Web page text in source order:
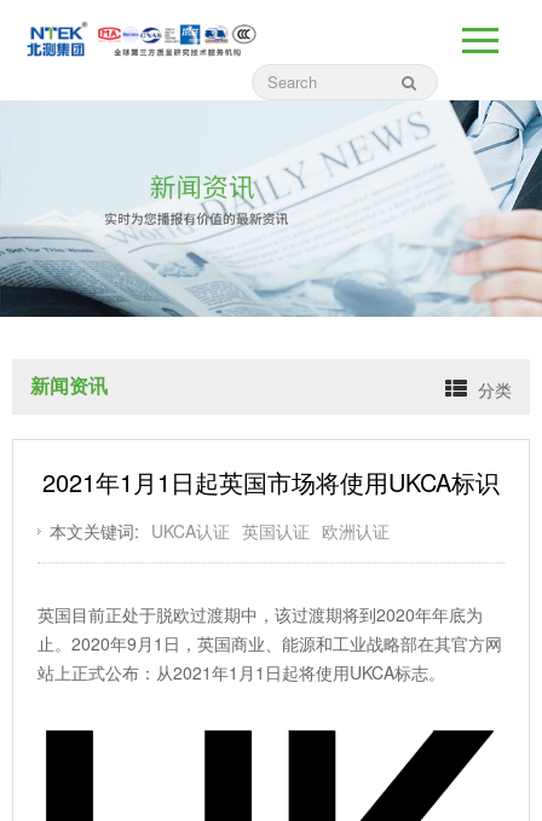
新闻资讯 分类
2021年1月1日起英国市场将使用UKCA标识
本文关键词: UKCA认证 英国认证 欧洲认证
英国目前正处于脱欧过渡期中，该过渡期将到2020年年底为
止。2020年9月1日，英国商业、能源和工业战略部在其官方网
站上正式公布：从2021年1月1日起将使用UKCA标志。